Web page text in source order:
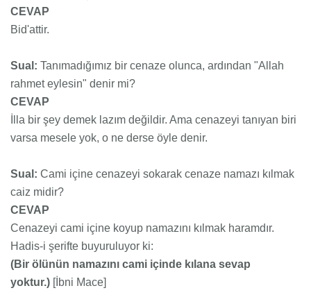
CEVAP
Bid'attir.
Sual: Tanımadığımız bir cenaze olunca, ardından "Allah
rahmet eylesin" denir mi?
CEVAP
İlla bir şey demek lazım değildir. Ama cenazeyi tanıyan biri
varsa mesele yok, o ne derse öyle denir.
Sual: Cami içine cenazeyi sokarak cenaze namazı kılmak
caiz midir?
CEVAP
Cenazeyi cami içine koyup namazını kılmak haramdır.
Hadis-i şerifte buyuruluyor ki:
(Bir ölünün namazını cami içinde kılana sevap
yoktur.) [İbni Mace]